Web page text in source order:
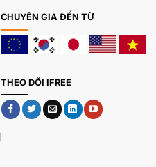
CHUYÊN GIA ĐẾN TỪ
THEO DÕI IFREE